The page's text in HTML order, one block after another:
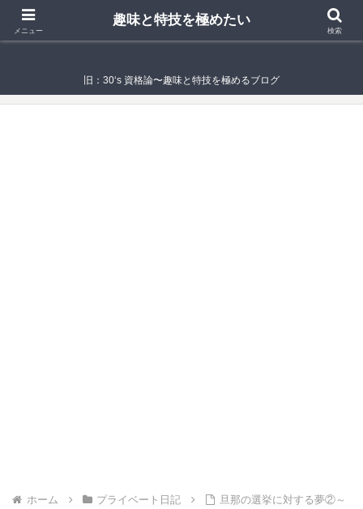
趣味と特技を極めたい
旧：30‘s 資格論〜趣味と特技を極めるブログ
ホーム プライベート日記
旦那の選挙に対する夢②～
メニュー
趣味と特技を極めたい
検索